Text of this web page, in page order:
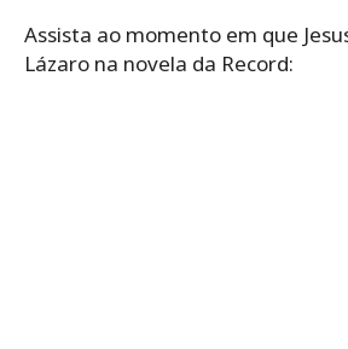
Assista ao momento em que
Lázaro na novela da Record: